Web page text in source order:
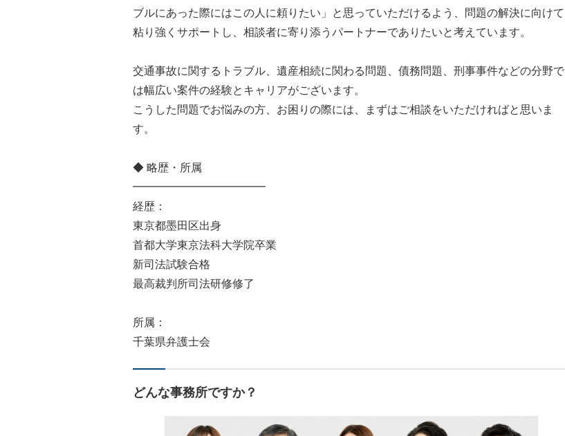
ブルにあった際にはこの人に頼りたい」と思っていただけるよう、問題の解決に向けて
粘り強くサポートし、相談者に寄り添うパートナーでありたいと考えています。
交通事故に関するトラブル、遺産相続に関わる問題、債務問題、刑事事件などの分野で
は幅広い案件の経験とキャリアがございます。
こうした問題でお悩みの方、お困りの際には、まずはご相談をいただければと思いま
す。
◆ 略歴・所属
━━━━━━━━━━━━
経歴：
東京都墨田区出身
首都大学東京法科大学院卒業
新司法試験合格
最高裁判所司法研修修了
所属：
千葉県弁護士会
どんな事務所ですか？